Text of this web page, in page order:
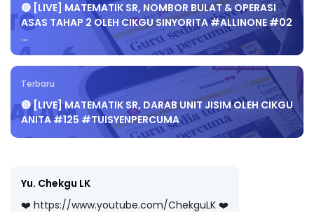
🔴 [LIVE] MATEMATIK SR, NOMBOR BULAT & OPERASI
ASAS TAHAP 2 OLEH CIKGU SINYORITA #ALLINONE #02
…
Terbaru
🔴 [LIVE] MATEMATIK SR, DARAB UNIT JISIM OLEH CIKGU
ANITA #125 #TUISYENPERCUMA
Yu. Chekgu LK
❤️ https://www.youtube.com/ChekguLK ❤️